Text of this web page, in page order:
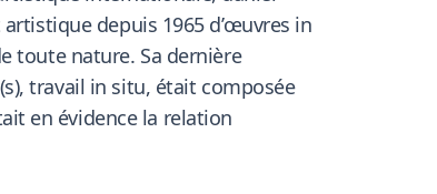
depuis 1965 d’œuvres in
toute nature. Sa dernière
travail in situ, était composée
en évidence la relation